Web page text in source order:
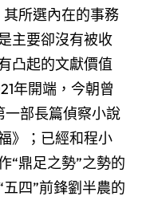
所選內在的事務
主要卻沒有被收
凸起的文獻價值
年開端，今朝曾
部長篇偵察小說
》；已經和程小
“鼎足之勢”之勢的
四”前鋒劉半農的